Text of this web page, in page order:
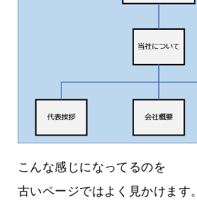
こんな感じになってるのを
古いページではよく見かけます。